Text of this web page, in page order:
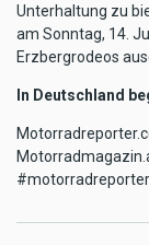
Unterhaltung zu
am Sonntag, 14.
Erzbergrodeos
In Deutschland